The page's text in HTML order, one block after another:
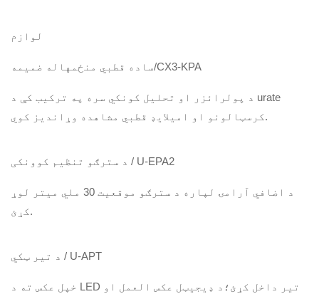
لوازم
ساده قطبي منځمهاله ضمیمه/CX3-KPA
د پولرائزر او تحلیل کونکي سره په ترکیب کې د urate
کرسټالونو او امیلایډ قطبي مشاهده وړاندیز کوي.
د سترګو تنظیم کوونکی / U-EPA2
د اضافي آرامۍ لپاره د سترګو موقعیت 30 ملي میتر لوړ
کړئ.
د تیر ټکي / U-APT
خپل عکس ته د LED تیر داخل کړئ؛د ډیجیټل عکس العمل او